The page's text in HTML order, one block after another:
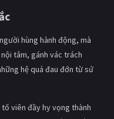
hùng hành động, mà
tâm, gánh vác trách
hệ quả đau đớn từ sứ
viên đầy hy vọng thành